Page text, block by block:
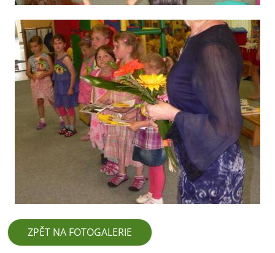
ZPĚT NA FOTOGALERIE